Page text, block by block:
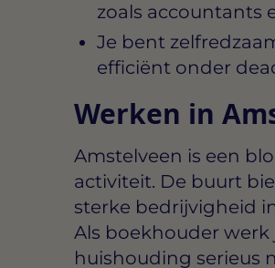
zoals accountants
Je bent
efficiënt onder
Werken in
Amstelveen is een
activiteit. De buurt
sterke bedrijvigheid
Als boekhouder
huishouding serieus